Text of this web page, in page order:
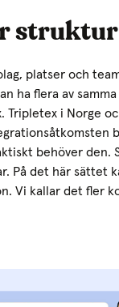
struktur
platser och
ha flera av samma
i Norge
behöver den.
På det här sättet
Vi kallar det fler